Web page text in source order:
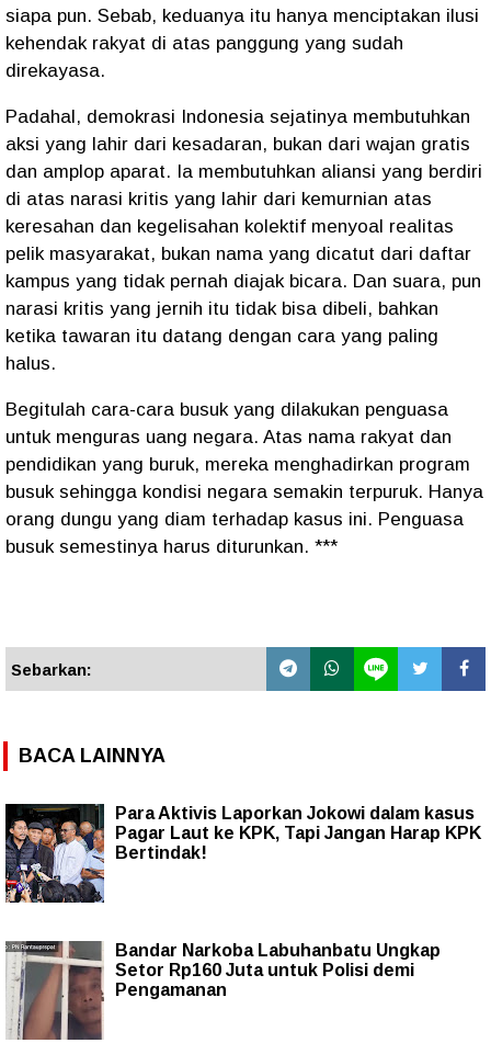
siapa pun. Sebab, keduanya itu hanya menciptakan ilusi
kehendak rakyat di atas panggung yang sudah
direkayasa.
Padahal, demokrasi Indonesia sejatinya membutuhkan
aksi yang lahir dari kesadaran, bukan dari wajan gratis
dan amplop aparat. Ia membutuhkan aliansi yang berdiri
di atas narasi kritis yang lahir dari kemurnian atas
keresahan dan kegelisahan kolektif menyoal realitas
pelik masyarakat, bukan nama yang dicatut dari daftar
kampus yang tidak pernah diajak bicara. Dan suara, pun
narasi kritis yang jernih itu tidak bisa dibeli, bahkan
ketika tawaran itu datang dengan cara yang paling
halus.
Begitulah cara-cara busuk yang dilakukan penguasa
untuk menguras uang negara. Atas nama rakyat dan
pendidikan yang buruk, mereka menghadirkan program
busuk sehingga kondisi negara semakin terpuruk. Hanya
orang dungu yang diam terhadap kasus ini. Penguasa
busuk semestinya harus diturunkan. ***
Sebarkan:
BACA LAINNYA
Para Aktivis Laporkan Jokowi dalam kasus
Pagar Laut ke KPK, Tapi Jangan Harap KPK
Bertindak!
Bandar Narkoba Labuhanbatu Ungkap
Setor Rp160 Juta untuk Polisi demi
Pengamanan